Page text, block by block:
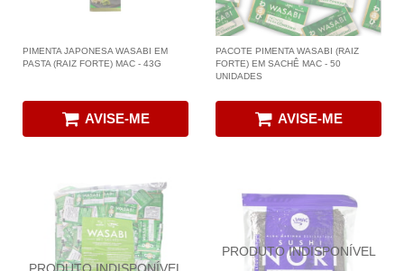
PIMENTA JAPONESA WASABI EM
PASTA (RAIZ FORTE) MAC - 43G
AVISE-ME
PACOTE PIMENTA WASABI (RAIZ
FORTE) EM SACHÊ MAC - 50
UNIDADES
AVISE-ME